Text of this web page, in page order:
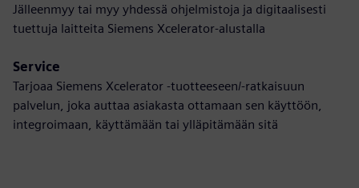
Jälleenmyy tai myy yhdessä ohjelmistoja ja digitaalisesti
tuettuja laitteita Siemens Xcelerator-alustalla
Service
Tarjoaa Siemens Xcelerator -tuotteeseen/-ratkaisuun
palvelun, joka auttaa asiakasta ottamaan sen käyttöön,
integroimaan, käyttämään tai ylläpitämään sitä